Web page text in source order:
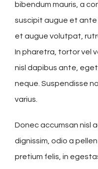
bibendum mauris, a
suscipit augue et ante
et augue volutpat,
In pharetra, tortor vel
nisl dapibus ante,
neque. Suspendisse
varius.
Donec accumsan nisl
dignissim, odio a
pretium felis, in